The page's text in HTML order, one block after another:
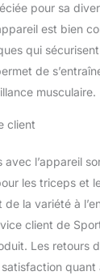
pour sa
est bien
qui
de
musculaire.
client
avec l’appareil
les triceps et
de la variété à
client de
Les retours
quant